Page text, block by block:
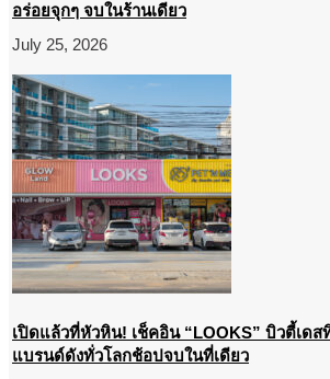
อร่อยจุกๆ จบในร้านเดียว
July 25, 2026
เปิดแล้วที่หัวหิน! เช็คอิน “LOOKS” บิวตี้เดส
แบรนด์ดังทั่วโลกช้อปจบในที่เดียว